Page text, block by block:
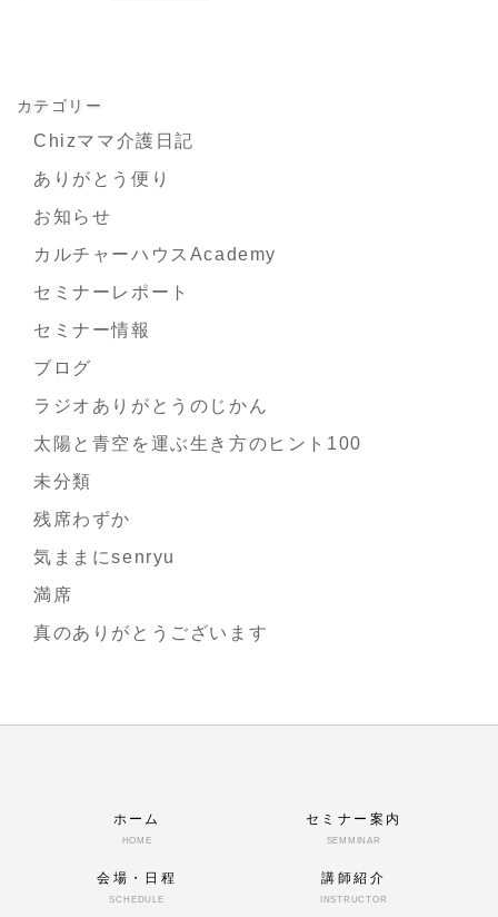
カテゴリー
Chizママ介護日記
ありがとう便り
お知らせ
カルチャーハウスAcademy
セミナーレポート
セミナー情報
ブログ
ラジオありがとうのじかん
太陽と青空を運ぶ生き方のヒント100
未分類
残席わずか
気ままにsenryu
満席
真のありがとうございます
ホーム
HOME
セミナー案内
SEMMINAR
会場・日程
SCHEDULE
講師紹介
INSTRUCTOR